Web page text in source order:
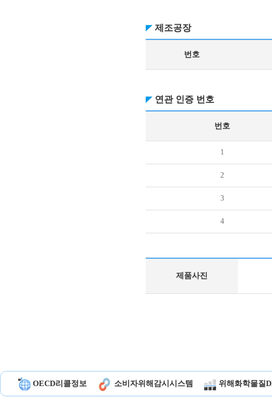
제조공장
번호
연관 인증 번호
번호
1
2
3
4
제품사진
OECD리콜정보 소비자위해감시시스템 위해화학물질